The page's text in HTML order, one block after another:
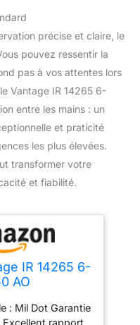
précise et claire, le
pouvez ressentir la
pas à vos attentes lors
Vantage IR 14265 6-
entre les mains : un
et praticité
les plus élevées.
transformer votre
et fiabilité.
IR 14265 6-
AO
: Mil Dot Garantie
Excellent rapport